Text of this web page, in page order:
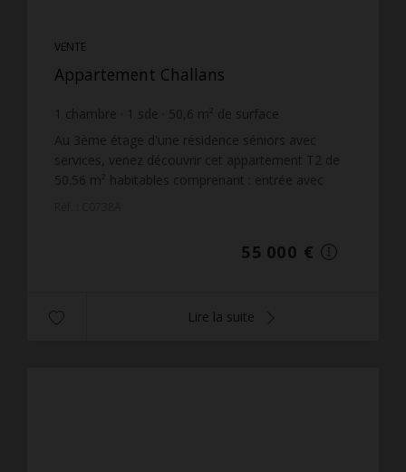
VENTE
Appartement Challans
1 chambre 1 sde 50,6 m² de surface
1 086,96 €
prix / m²
Au 3ème étage d'une résidence séniors avec
services, venez découvrir cet appartement T2 de
50.56 m² habitables comprenant : entrée avec
55 000 €
Lire la suite